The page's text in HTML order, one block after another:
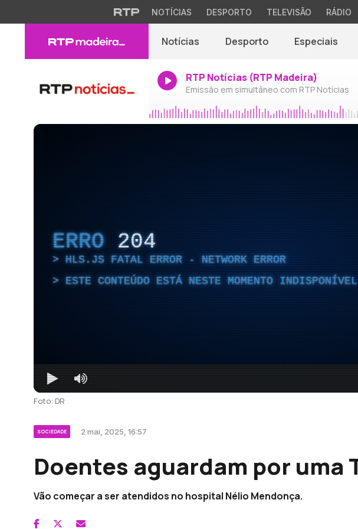
NOTÍCIAS DESPORTO TELEVISÃO RÁDIO
Notícias Desporto Especiais
RTP Notícias (RTP Madeira)
Emissão em simultâneo com RTP Notícias
ERRO 204
HLS.JS FATAL ERROR - NETWORK ERROR
ESTE CONTEÚDO ESTÁ NESTE MOMENTO INDISPONÍVEL
Foto: DR
SOCIEDADE 2 mai, 2025, 16:57
Doentes aguardam por uma
Vão começar a ser atendidos no hospital Nélio Mendonça.